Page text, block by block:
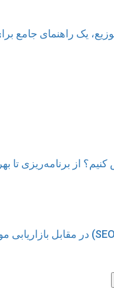
یک راهنمای جامع
از برنامه‌ریزی تا